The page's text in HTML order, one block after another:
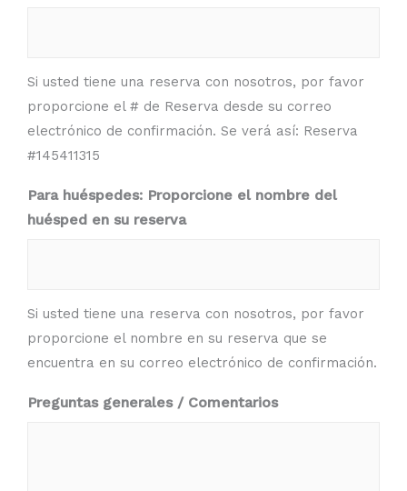
Si usted tiene una reserva con nosotros, por favor
proporcione el # de Reserva desde su correo
electrónico de confirmación. Se verá así: Reserva
#145411315
Para huéspedes: Proporcione el nombre del
huésped en su reserva
Si usted tiene una reserva con nosotros, por favor
proporcione el nombre en su reserva que se
encuentra en su correo electrónico de confirmación.
Preguntas generales / Comentarios